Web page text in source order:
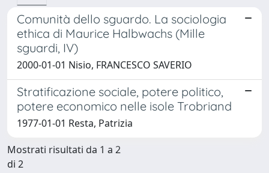
Comunità dello sguardo. La sociologia
ethica di Maurice Halbwachs (Mille
sguardi, IV)
2000-01-01 Nisio, FRANCESCO SAVERIO
Stratificazione sociale, potere politico,
potere economico nelle isole Trobriand
1977-01-01 Resta, Patrizia
Mostrati risultati da 1 a 2
di 2